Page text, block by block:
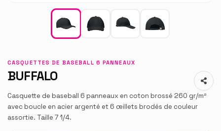
CASQUETTES DE BASEBALL 6 PANNEAUX
BUFFALO
Casquette de baseball 6 panneaux en coton brossé 260 gr/m²
avec boucle en acier argenté et 6 œillets brodés de couleur
assortie. Taille 7 1/4.